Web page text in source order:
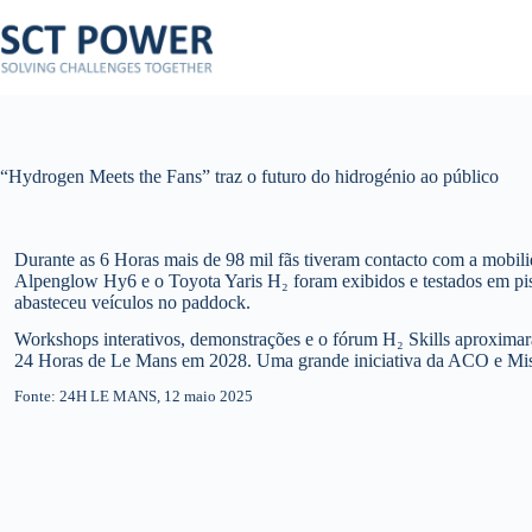
para
o
conteúdo
“Hydrogen Meets the Fans” traz o futuro do hidrogénio ao público
Durante as 6 Horas mais de 98 mil fãs tiveram contacto com a
Alpenglow Hy6 e o Toyota Yaris H₂ foram exibidos e testados em
abasteceu veículos no paddock.
Workshops interativos, demonstrações e o fórum H₂ Skills
24 Horas de Le Mans em 2028. Uma grande iniciativa da ACO e
Fonte: 24H LE MANS, 12 maio 2025